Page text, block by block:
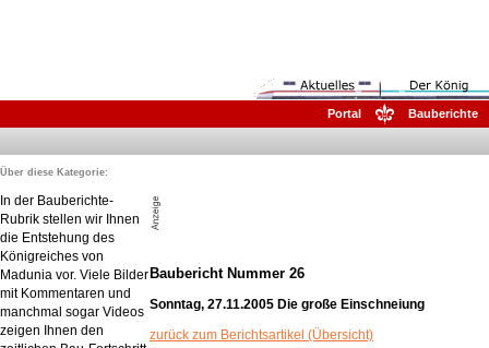
Portal Bauberichte
Über diese Kategorie:
In der Bauberichte-
Rubrik stellen wir Ihnen
die Entstehung des
Königreiches von
Madunia vor. Viele Bilder
mit Kommentaren und
manchmal sogar Videos
zeigen Ihnen den
Baubericht Nummer 26
Sonntag, 27.11.2005 Die große Einschneiung
zurück zum Berichtsartikel (Übersicht)